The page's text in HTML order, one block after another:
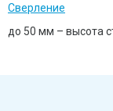
Сверление
до 50 мм – высота